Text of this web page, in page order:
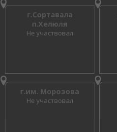
г.Сортавала
п.Хелюля
Не участвовал
г.им. Морозова
Не участвовал